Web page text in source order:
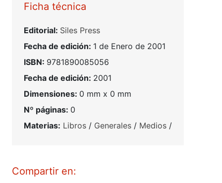
Ficha técnica
Editorial: Siles Press
Fecha de edición: 1 de Enero de 2001
ISBN: 9781890085056
Fecha de edición: 2001
Dimensiones: 0 mm x 0 mm
Nº páginas: 0
Materias: Libros / Generales / Medios /
Compartir en: